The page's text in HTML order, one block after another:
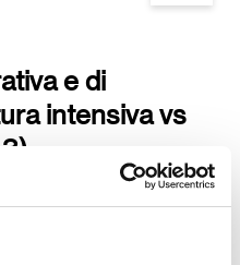
e di
intensiva vs
e le sue
con Maria Grazia